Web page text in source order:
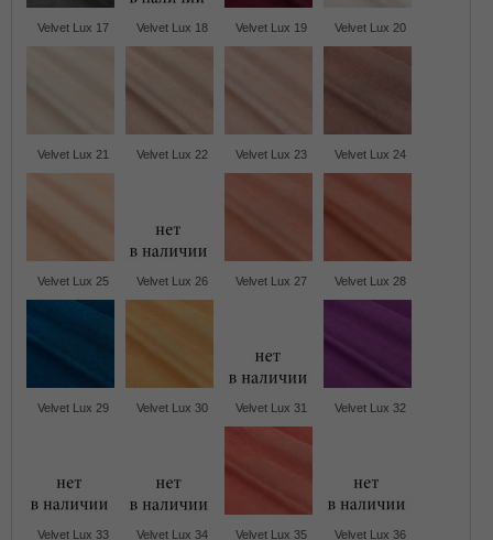
Velvet Lux 17 Velvet Lux 18 Velvet Lux 19 Velvet Lux 20
Velvet Lux 21 Velvet Lux 22 Velvet Lux 23 Velvet Lux 24
Velvet Lux 25 Velvet Lux 26 Velvet Lux 27 Velvet Lux 28
Velvet Lux 29 Velvet Lux 30 Velvet Lux 31 Velvet Lux 32
Velvet Lux 33 Velvet Lux 34 Velvet Lux 35 Velvet Lux 36